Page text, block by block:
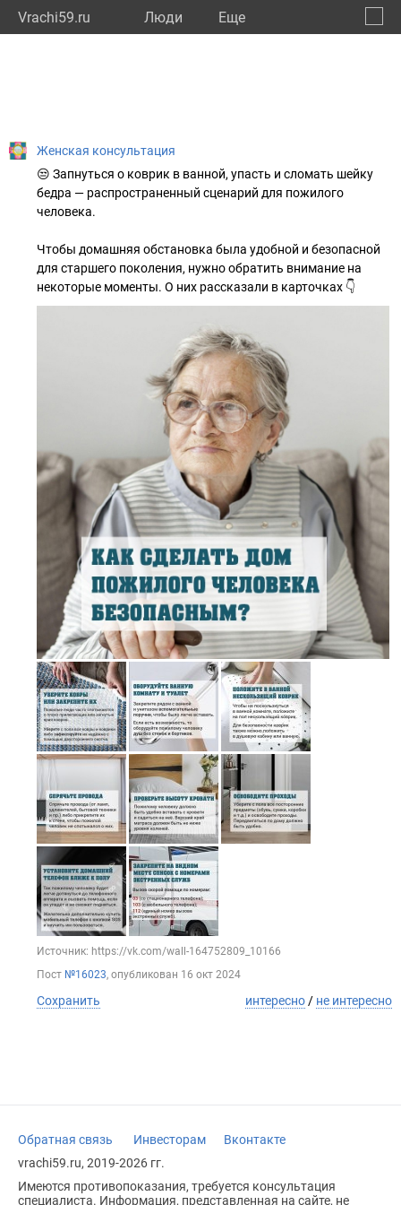
Vrachi59.ru Люди Eще
Женская консультация
😒 Запнуться о коврик в ванной, упасть и сломать шейку
бедра — распространенный сценарий для пожилого
человека.
Чтобы домашняя обстановка была удобной и безопасной
для старшего поколения, нужно обратить внимание на
некоторые моменты. О них рассказали в карточках 👇
Источник: https://vk.com/wall-164752809_10166
Пост №16023, опубликован 16 окт 2024
Сохранить интересно / не интересно
Обратная связь Инвесторам
Вконтакте
vrachi59.ru, 2019-2026 гг.
Имеются противопоказания, требуется консультация
специалиста. Информация, представленная на сайте, не